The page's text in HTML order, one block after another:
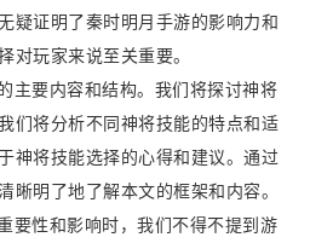
疑证明了秦时明月手游的影响力和
对玩家来说至关重要。
主要内容和结构。我们将探讨神将
们将分析不同神将技能的特点和适
神将技能选择的心得和建议。通过
晰明了地了解本文的框架和内容。
要性和影响时，我们不得不提到游